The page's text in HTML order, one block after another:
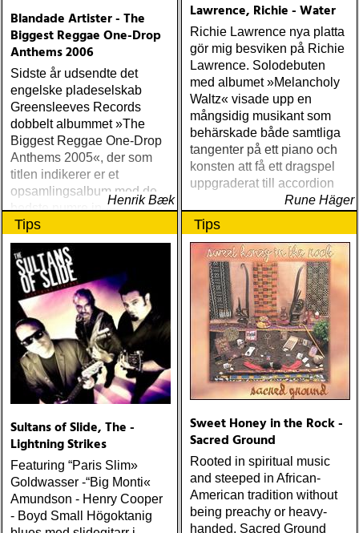
Blandade Artister - The
Biggest Reggae One-Drop
Anthems 2006
Sidste år udsendte det
engelske pladeselskab
Greensleeves Records
dobbelt albummet »The
Biggest Reggae One-Drop
Anthems 2005«, der som
titlen indikerer er et
opsamlingsalbum med de
bedste numre indenfor den
populære reggaestil kaldet
one-drop
Henrik Bæk
Lawrence, Richie - Water
Richie Lawrence nya platta
gör mig besviken på Richie
Lawrence. Solodebuten
med albumet »Melancholy
Waltz« visade upp en
mångsidig musikant som
behärskade både samtliga
tangenter på ett piano och
konsten att få ett dragspel
uppgraderat till accordion
Rune Häger
Tips
Sultans of Slide, The -
Lightning Strikes
Featuring “Paris Slim»
Goldwasser -“Big Monti«
Amundson - Henry Cooper
- Boyd Small Högoktanig
Tips
Sweet Honey in the Rock -
Sacred Ground
Rooted in spiritual music
and steeped in African-
American tradition without
being preachy or heavy-
handed, Sacred Ground